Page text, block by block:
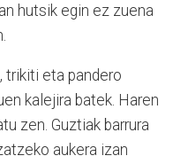
hutsik egin ez zuena
trikiti eta pandero
kalejira batek. Haren
zen. Guztiak barrura
aukera izan